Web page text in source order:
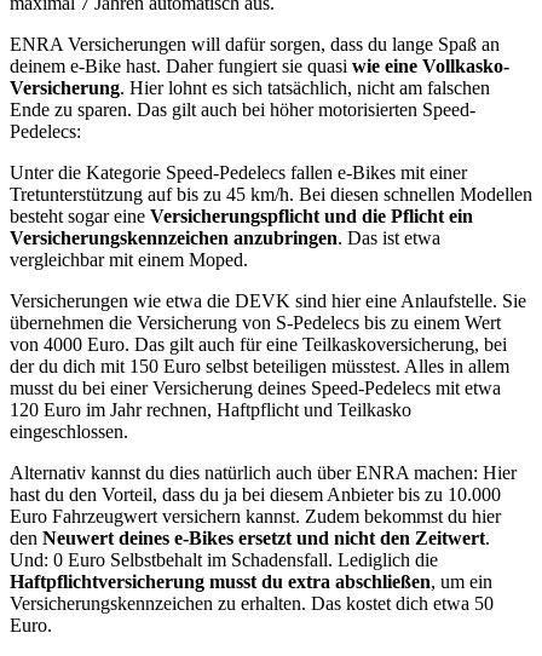
ENRA Versicherungen will dafür sorgen, dass du lange Spaß an
deinem e-Bike hast. Daher fungiert sie quasi wie eine Vollkasko-
Versicherung. Hier lohnt es sich tatsächlich, nicht am falschen
Ende zu sparen. Das gilt auch bei höher motorisierten Speed-
Pedelecs:
Unter die Kategorie Speed-Pedelecs fallen e-Bikes mit einer
Tretunterstützung auf bis zu 45 km/h. Bei diesen schnellen Modellen
besteht sogar eine Versicherungspflicht und die Pflicht ein
Versicherungskennzeichen anzubringen. Das ist etwa
vergleichbar mit einem Moped.
Versicherungen wie etwa die DEVK sind hier eine Anlaufstelle. Sie
übernehmen die Versicherung von S-Pedelecs bis zu einem Wert
von 4000 Euro. Das gilt auch für eine Teilkaskoversicherung, bei
der du dich mit 150 Euro selbst beteiligen müsstest. Alles in allem
musst du bei einer Versicherung deines Speed-Pedelecs mit etwa
120 Euro im Jahr rechnen, Haftpflicht und Teilkasko
eingeschlossen.
Alternativ kannst du dies natürlich auch über ENRA machen: Hier
hast du den Vorteil, dass du ja bei diesem Anbieter bis zu 10.000
Euro Fahrzeugwert versichern kannst. Zudem bekommst du hier
den Neuwert deines e-Bikes ersetzt und nicht den Zeitwert.
Und: 0 Euro Selbstbehalt im Schadensfall. Lediglich die
Haftpflichtversicherung musst du extra abschließen, um ein
Versicherungskennzeichen zu erhalten. Das kostet dich etwa 50
Euro.